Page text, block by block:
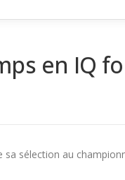
en IQ
sélection au